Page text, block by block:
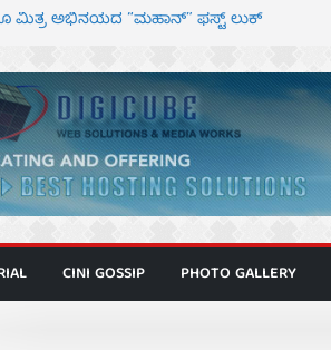
ಮಿತ್ರ ಅಭಿನಯದ “ಮಹಾನ್” ಫಸ್ಟ್ ಲುಕ್
– ಮೇಘನಾರಾಜ್ ಅಭಿನಯದ “ಅಮರ್ಥ” ಚಿತ್ರ
ಅಜೇಯಂ” ಹಾಡಿದ ದೃಶ್ಯ ವೈಭವ
ಅಭಿನಯದ ‘ಬಾಸ್’ ಚಿತ್ರ ತೆರೆಗೆ
CINI GOSSIP PHOTO GALLERY